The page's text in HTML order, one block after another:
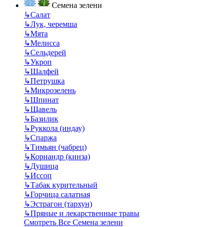
Семена зелени
↳Салат
↳Лук, черемша
↳Мята
↳Мелисса
↳Сельдерей
↳Укроп
↳Шалфей
↳Петрушка
↳Микрозелень
↳Шпинат
↳Щавель
↳Базилик
↳Руккола (индау)
↳Спаржа
↳Тимьян (чабрец)
↳Кориандр (кинза)
↳Душица
↳Иссоп
↳Табак курительный
↳Горчица салатная
↳Эстрагон (тархун)
↳Пряные и лекарственные травы
Смотреть Все Семена зелени